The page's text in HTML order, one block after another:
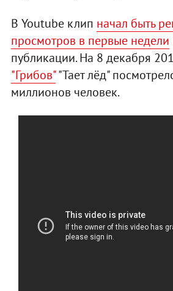
В Youtube клип начал быть
просмотров в первые недели
публикации. На 8 декабря
"Грибов""Тает лёд"
миллионов человек.